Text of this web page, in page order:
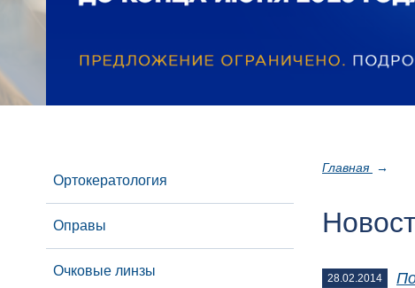
Главная →
28.02.2014
Ортокератология
Оправы
Очковые линзы